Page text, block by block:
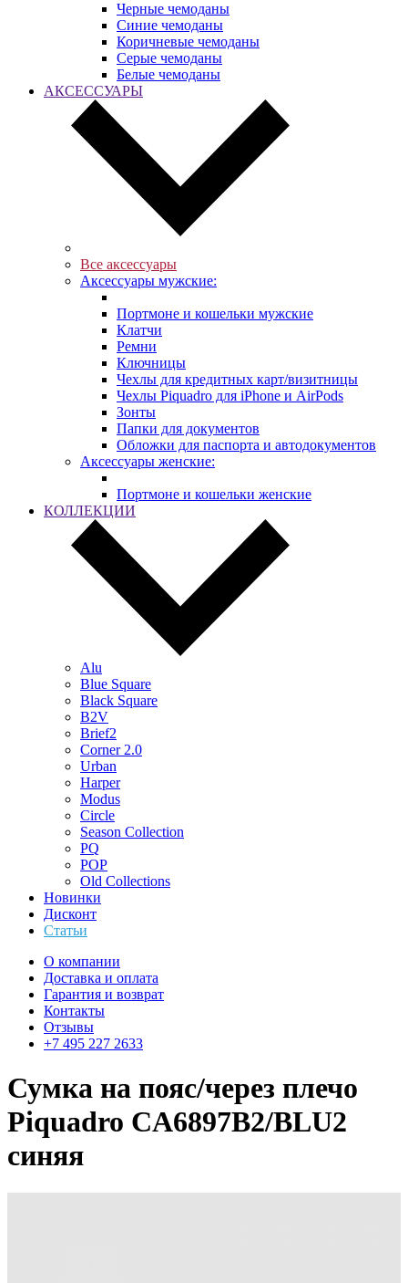
Черные чемоданы
Синие чемоданы
Коричневые чемоданы
Серые чемоданы
Белые чемоданы
АКСЕССУАРЫ
Все аксессуары
Аксессуары мужские:
Портмоне и кошельки мужские
Клатчи
Ремни
Ключницы
Чехлы для кредитных карт/визитницы
Чехлы Piquadro для iPhone и AirPods
Зонты
Папки для документов
Обложки для паспорта и автодокументов
Аксессуары женские:
Портмоне и кошельки женские
КОЛЛЕКЦИИ
Alu
Blue Square
Black Square
B2V
Brief2
Corner 2.0
Urban
Harper
Modus
Circle
Season Collection
PQ
POP
Old Collections
Новинки
Дисконт
Статьи
О компании
Доставка и оплата
Гарантия и возврат
Контакты
Отзывы
+7 495 227 2633
Сумка на пояс/через плечо
Piquadro CA6897B2/BLU2
синяя